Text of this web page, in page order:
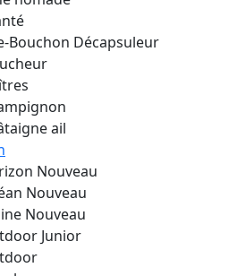
Bouchon Décapsuleur
ail
Nouveau
Nouveau
Nouveau
Junior